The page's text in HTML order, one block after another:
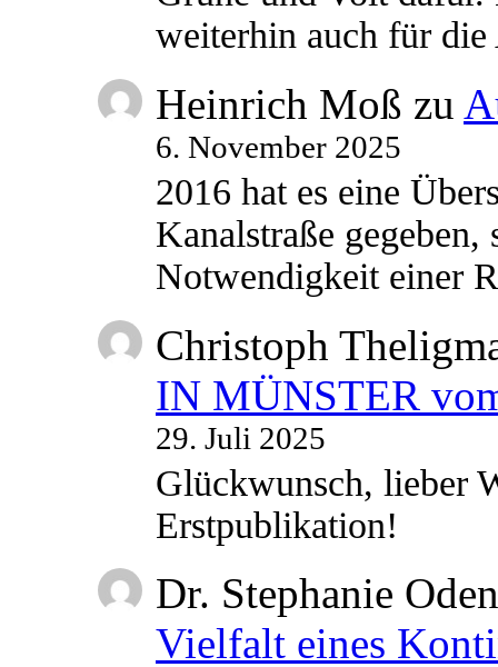
weiterhin auch für
Heinrich Moß zu
6. November 2025
2016 hat es eine
Kanalstraße
Notwendigkeit einer
Christoph
IN MÜNSTER
29. Juli 2025
Glückwunsch, lieber
Erstpublikation!
Dr. Stephanie
Vielfalt eines